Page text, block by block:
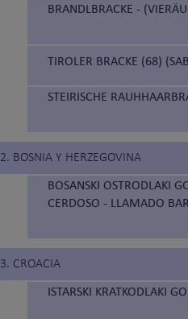
BRANDLBRACKE -
TIROLER BRACKE (68)
STEIRISCHE
2. BOSNIA Y HERZEGOVINA
BOSANSKI OSTRODLAKI
CERDOSO - LLAMADO
3. CROACIA
ISTARSKI KRATKODLAKI